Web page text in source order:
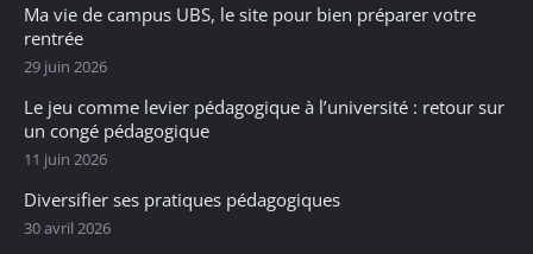
Ma vie de campus UBS, le site pour bien préparer votre
rentrée
29 juin 2026
Le jeu comme levier pédagogique à l’université : retour sur
un congé pédagogique
11 juin 2026
Diversifier ses pratiques pédagogiques
30 avril 2026